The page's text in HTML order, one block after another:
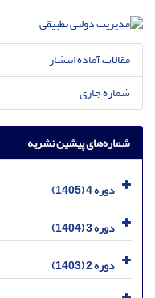
مقالات آماده انتشار
شماره جاری
شماره‌های پیشین نشریه
دوره 4 (1405)
دوره 3 (1404)
دوره 2 (1403)